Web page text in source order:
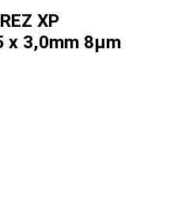
XP
x 3,0mm 8µm